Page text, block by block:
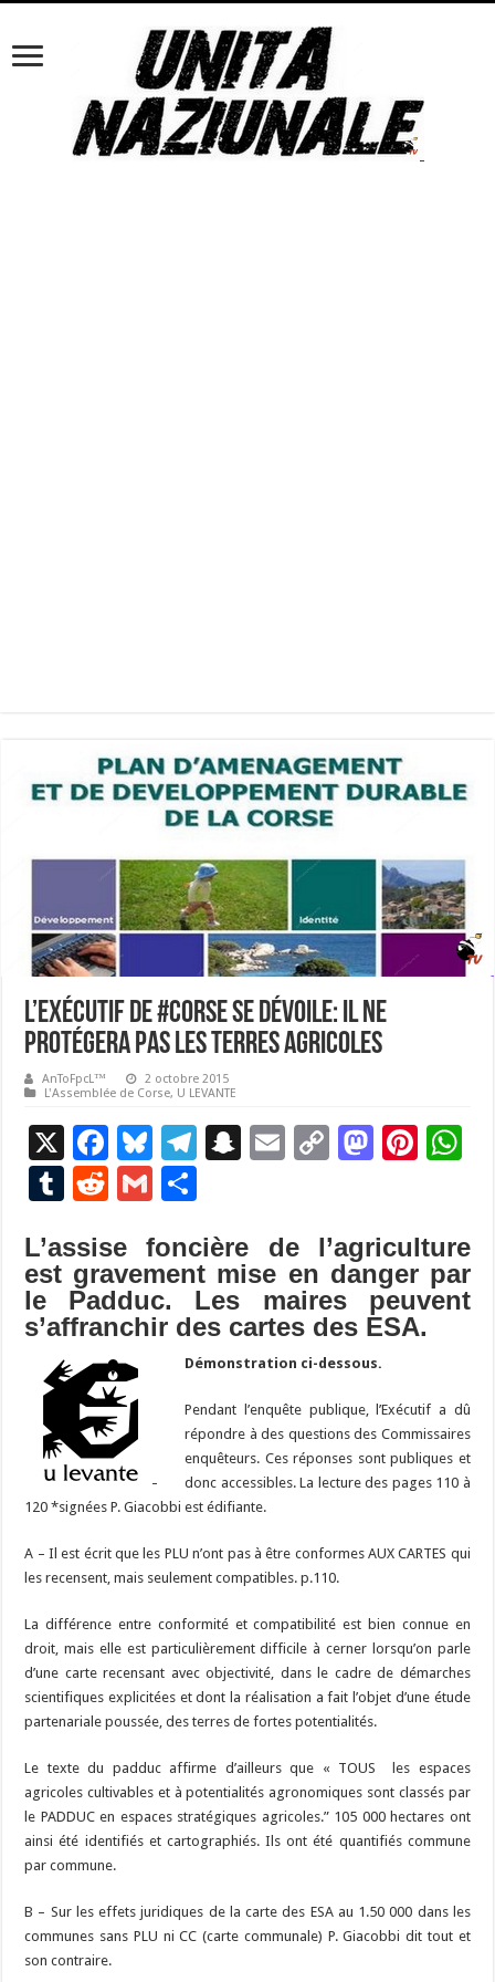
L’Exécutif de #Corse se dévoile: il ne
protégera pas les terres agricoles
AnToFpcL™
2 octobre 2015
L'Assemblée de Corse, U LEVANTE
X
F
ac
e
b
o
o
k
Bl
u
es
ky
T
gr
a
m
S
p
c
h
at
E
l
C
y
Li
n
k
M
d
o
n
Pi
es
t
p
p
T
m
bl
r
R
d
di
t
G
ai
l
ta
g
er
L’assise foncière de l’agriculture
est gravement mise en danger par
le Padduc. Les maires peuvent
s’affranchir des cartes des ESA.
Démonstration ci-dessous.
Pendant l’enquête publique, l’Exécutif a dû
répondre à des questions des Commissaires
enquêteurs. Ces réponses sont publiques et
donc accessibles. La lecture des pages 110 à
120 *signées P. Giacobbi est édifiante.
A – Il est écrit que les PLU n’ont pas à être conformes AUX CARTES qui
les recensent, mais seulement compatibles. p.110.
La différence entre conformité et compatibilité est bien connue en
droit, mais elle est particulièrement difficile à cerner lorsqu’on parle
d’une carte recensant avec objectivité, dans le cadre de démarches
scientifiques explicitées et dont la réalisation a fait l’objet d’une étude
partenariale poussée, des terres de fortes potentialités.
Le texte du padduc affirme d’ailleurs que « TOUS les espaces
agricoles cultivables et à potentialités agronomiques sont classés par
le PADDUC en espaces stratégiques agricoles.” 105 000 hectares ont
ainsi été identifiés et cartographiés. Ils ont été quantifiés commune
par commune.
B – Sur les effets juridiques de la carte des ESA au 1.50 000 dans les
communes sans PLU ni CC (carte communale) P. Giacobbi dit tout et
son contraire.